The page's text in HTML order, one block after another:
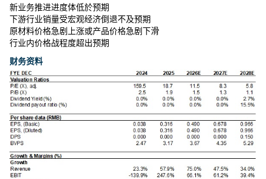
新业务推进进度体低於预期
下游行业销量受宏观经济倒退不及预期
原材料价格急剧上涨或产品价格急剧下滑
行业内价格战程度超出预期
财务资料